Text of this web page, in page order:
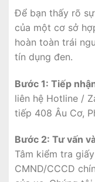
Để bạn thấy rõ
của một cơ sở
hoàn toàn trái
tín dụng đen.
Bước 1: Tiếp
liên hệ Hotline /
tiếp 408 Âu Cơ,
Bước 2: Tư vấn
Tâm kiểm tra
CMND/CCCD